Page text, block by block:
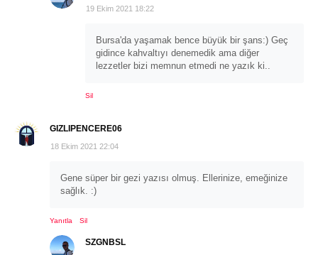
19 Ekim 2021 18:22
Bursa'da yaşamak bence büyük bir şans:) Geç
gidince kahvaltıyı denemedik ama diğer
lezzetler bizi memnun etmedi ne yazık ki..
Sil
GIZLIPENCERE06
18 Ekim 2021 22:04
Gene süper bir gezi yazısı olmuş. Ellerinize, emeğinize
sağlık. :)
Yanıtla Sil
SZGNBSL